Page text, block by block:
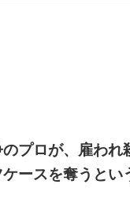
プロが、雇われ
ースを奪うとい